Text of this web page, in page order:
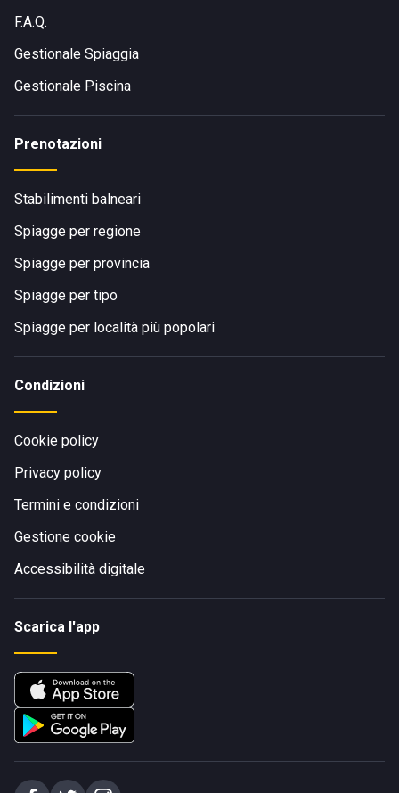
F.A.Q.
Gestionale Spiaggia
Gestionale Piscina
Prenotazioni
Stabilimenti balneari
Spiagge per regione
Spiagge per provincia
Spiagge per tipo
Spiagge per località più popolari
Condizioni
Cookie policy
Privacy policy
Termini e condizioni
Gestione cookie
Accessibilità digitale
Scarica l'app